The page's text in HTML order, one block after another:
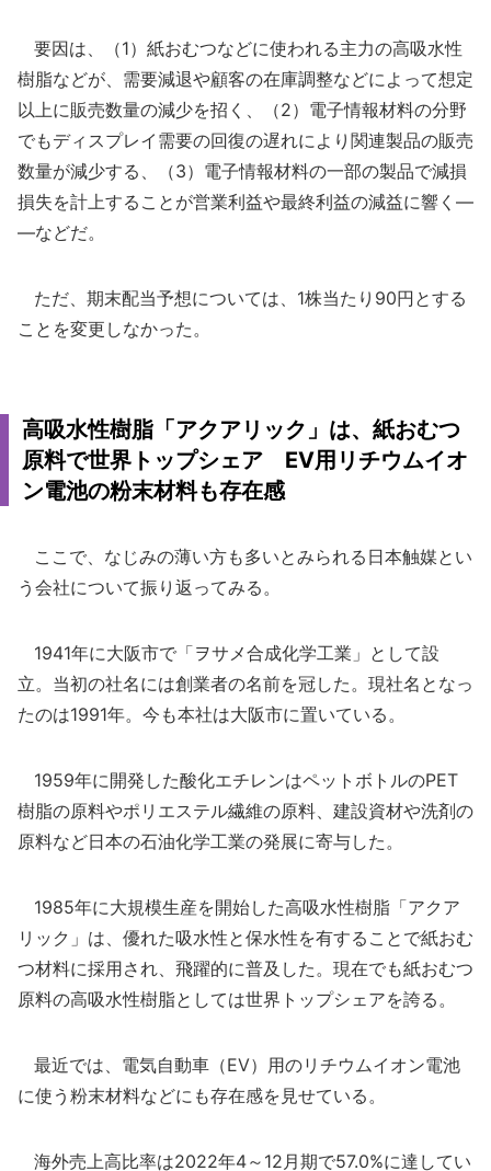
要因は、（1）紙おむつなどに使われる主力の高吸水性
樹脂などが、需要減退や顧客の在庫調整などによって想定
以上に販売数量の減少を招く、（2）電子情報材料の分野
でもディスプレイ需要の回復の遅れにより関連製品の販売
数量が減少する、（3）電子情報材料の一部の製品で減損
損失を計上することが営業利益や最終利益の減益に響く―
―などだ。
ただ、期末配当予想については、1株当たり90円とする
ことを変更しなかった。
高吸水性樹脂「アクアリック」は、紙おむつ
原料で世界トップシェア EV用リチウムイオ
ン電池の粉末材料も存在感
ここで、なじみの薄い方も多いとみられる日本触媒とい
う会社について振り返ってみる。
1941年に大阪市で「ヲサメ合成化学工業」として設
立。当初の社名には創業者の名前を冠した。現社名となっ
たのは1991年。今も本社は大阪市に置いている。
1959年に開発した酸化エチレンはペットボトルのPET
樹脂の原料やポリエステル繊維の原料、建設資材や洗剤の
原料など日本の石油化学工業の発展に寄与した。
1985年に大規模生産を開始した高吸水性樹脂「アクア
リック」は、優れた吸水性と保水性を有することで紙おむ
つ材料に採用され、飛躍的に普及した。現在でも紙おむつ
原料の高吸水性樹脂としては世界トップシェアを誇る。
最近では、電気自動車（EV）用のリチウムイオン電池
に使う粉末材料などにも存在感を見せている。
海外売上高比率は2022年4～12月期で57.0%に達してい